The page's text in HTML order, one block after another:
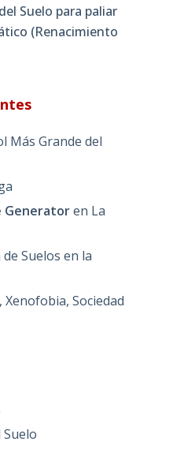
Suelo para paliar
(Renacimiento
Más Grande del
Generatoren La
de Suelos en la
Xenofobia, Sociedad